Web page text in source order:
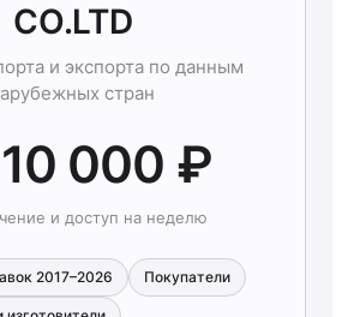
CO.LTD
и экспорта по данным
стран
000 ₽
и доступ на неделю
2017–2026 Покупатели